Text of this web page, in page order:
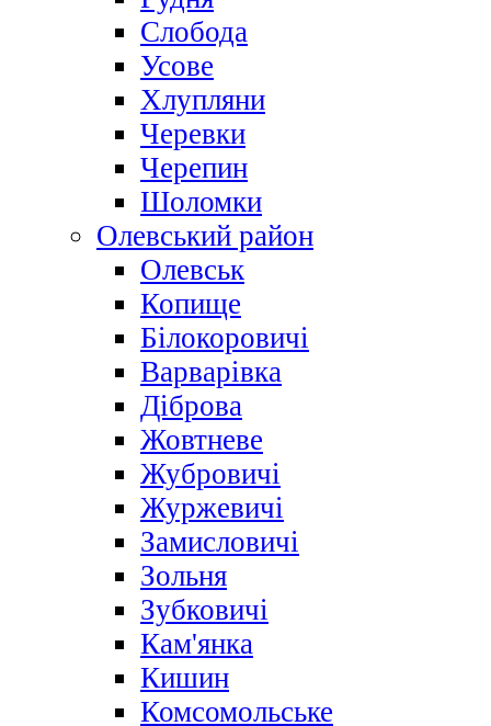
Слобода
Усове
Хлупляни
Черевки
Черепин
Шоломки
Олевський район
Олевськ
Копище
Білокоровичі
Варварівка
Діброва
Жовтневе
Жубровичі
Журжевичі
Замисловичі
Зольня
Зубковичі
Кам'янка
Кишин
Комсомольське